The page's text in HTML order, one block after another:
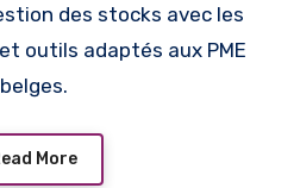
des stocks avec les
outils adaptés aux PME
belges.
More